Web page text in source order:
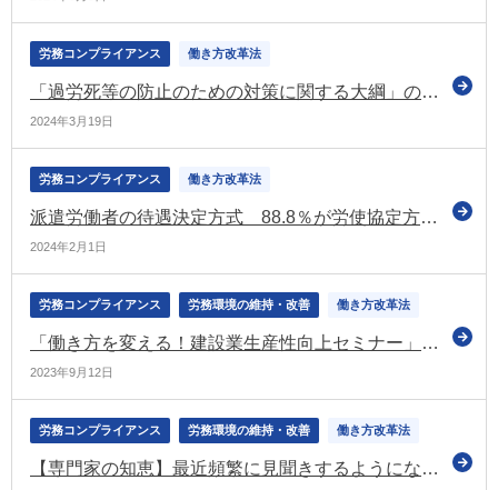
労務コンプライアンス 働き方改革法
「過労死等の防止のための対策に関する大綱」の見直し案を提示（過労死等防止対策推進協議会）
2024年3月19日
労務コンプライアンス 働き方改革法
派遣労働者の待遇決定方式 88.8％が労使協定方式（令和5年度の厚労省の集計結果）
2024年2月1日
労務コンプライアンス 労務環境の維持・改善 働き方改革法
「働き方を変える！建設業生産性向上セミナー」を全国9都市で開催（国交省）
2023年9月12日
労務コンプライアンス 労務環境の維持・改善 働き方改革法
【専門家の知恵】最近頻繁に見聞きするようになった「勤務間インターバル」。なぜ今必要なのかを知ろう